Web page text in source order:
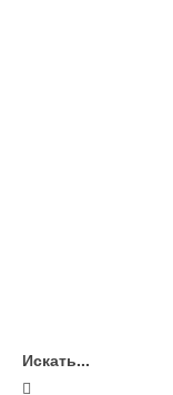
Искать...